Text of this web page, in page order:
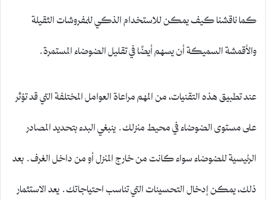
كما ناقشنا كيف يمكن للاستخدام الذكي للمفروشات الثقيلة
والأقمشة السميكة أن يسهم أيضًا في تقليل الضوضاء المستمرة.
عند تطبيق هذه التقنيات، من المهم مراعاة العوامل المختلفة التي قد تؤثر
على مستوى الضوضاء في محيط منزلك. ينبغي البدء بتحديد المصادر
الرئيسية للضوضاء سواء كانت من خارج المنزل أو من داخل الغرف. بعد
ذلك، يمكن إدخال التحسينات التي تناسب احتياجاتك. يعد الاستثمار